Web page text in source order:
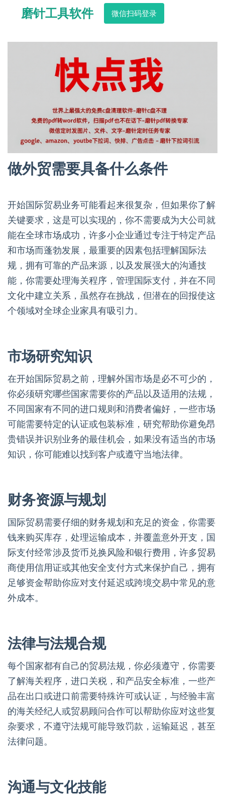
磨针工具软件 微信扫码登录
做外贸需要具备什么条件
开始国际贸易业务可能看起来很复杂，但如果你了解
关键要求，这是可以实现的，你不需要成为大公司就
能在全球市场成功，许多小企业通过专注于特定产品
和市场而蓬勃发展，最重要的因素包括理解国际法
规，拥有可靠的产品来源，以及发展强大的沟通技
能，你需要处理海关程序，管理国际支付，并在不同
文化中建立关系，虽然存在挑战，但潜在的回报使这
个领域对全球企业家具有吸引力。
市场研究知识
在开始国际贸易之前，理解外国市场是必不可少的，
你必须研究哪些国家需要你的产品以及适用的法规，
不同国家有不同的进口规则和消费者偏好，一些市场
可能需要特定的认证或包装标准，研究帮助你避免昂
贵错误并识别业务的最佳机会，如果没有适当的市场
知识，你可能难以找到客户或遵守当地法律。
财务资源与规划
国际贸易需要仔细的财务规划和充足的资金，你需要
钱来购买库存，处理运输成本，并覆盖意外开支，国
际支付经常涉及货币兑换风险和银行费用，许多贸易
商使用信用证或其他安全支付方式来保护自己，拥有
足够资金帮助你应对支付延迟或跨境交易中常见的意
外成本。
法律与法规合规
每个国家都有自己的贸易法规，你必须遵守，你需要
了解海关程序，进口关税，和产品安全标准，一些产
品在出口或进口前需要特殊许可或认证，与经验丰富
的海关经纪人或贸易顾问合作可以帮助你应对这些复
杂要求，不遵守法规可能导致罚款，运输延迟，甚至
法律问题。
沟通与文化技能